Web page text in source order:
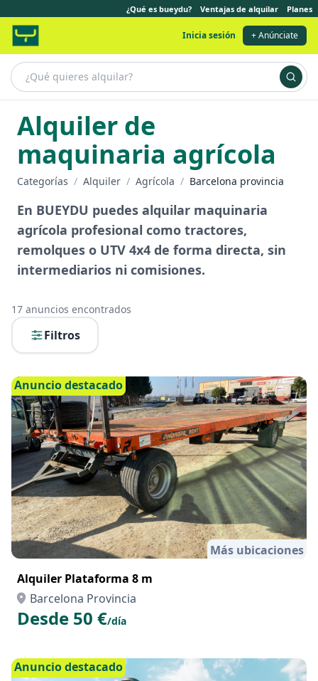
¿Qué es bueydu? Ventajas de alquilar Planes
Inicia sesión + Anúnciate
Alquiler de
maquinaria agrícola
Categorías / Alquiler / Agrícola / Barcelona provincia
En BUEYDU puedes alquilar maquinaria
agrícola profesional como tractores,
remolques o UTV 4x4 de forma directa, sin
intermediarios ni comisiones.
17 anuncios encontrados
Filtros
Anuncio destacado
Más ubicaciones
Alquiler Plataforma 8 m
Barcelona Provincia
Desde 50 €/día
Anuncio destacado